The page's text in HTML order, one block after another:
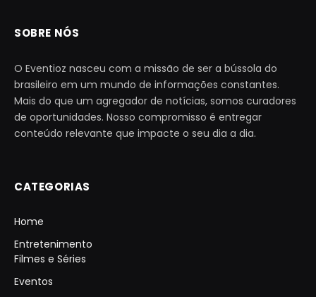
SOBRE NÓS
O Eventioz nasceu com a missão de ser a bússola do
brasileiro em um mundo de informações constantes.
Mais do que um agregador de notícias, somos curadores
de oportunidades. Nosso compromisso é entregar
conteúdo relevante que impacte o seu dia a dia.
CATEGORIAS
Home
Entretenimento
Filmes e Séries
Eventos